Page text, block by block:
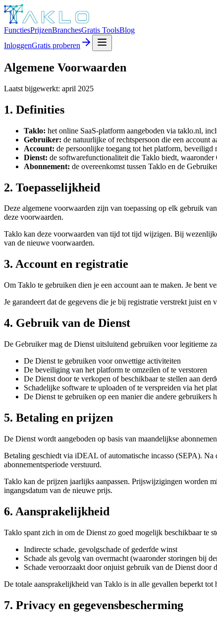
FunctiesPrijzenBranchesGratis ToolsBlog
InloggenGratis proberen
Algemene Voorwaarden
Laatst bijgewerkt: april 2025
1. Definities
Taklo: het online SaaS-platform aangeboden via taklo.nl,
Gebruiker: de natuurlijke of rechtspersoon die een account
Account: de persoonlijke toegang tot het platform, beveiligd
Dienst: de softwarefunctionaliteit die Taklo biedt,
Abonnement: de overeenkomst tussen Taklo en de
2. Toepasselijkheid
Deze algemene voorwaarden zijn van toepassing op elk gebruik
deze voorwaarden.
Taklo kan deze voorwaarden van tijd tot tijd wijzigen. Bij
van de nieuwe voorwaarden.
3. Account en registratie
Om Taklo te gebruiken dien je een account aan te maken. Je
Je garandeert dat de gegevens die je bij registratie verstrekt juist
4. Gebruik van de Dienst
De Gebruiker mag de Dienst uitsluitend gebruiken voor legitieme
De Dienst te gebruiken voor onwettige activiteiten
De beveiliging van het platform te omzeilen of te verstoren
De Dienst door te verkopen of beschikbaar te stellen aan
Schadelijke software te uploaden of te verspreiden via het
De Dienst te gebruiken op een manier die andere gebruikers
5. Betaling en prijzen
De Dienst wordt aangeboden op basis van maandelijkse
Betaling geschiedt via iDEAL of automatische incasso (SEPA). Na
abonnementsperiode verstuurd.
Taklo kan de prijzen jaarlijks aanpassen. Prijswijzigingen worden
ingangsdatum van de nieuwe prijs.
6. Aansprakelijkheid
Taklo spant zich in om de Dienst zo goed mogelijk beschikbaar te
Indirecte schade, gevolgschade of gederfde winst
Schade als gevolg van overmacht (waaronder storingen bij
Schade veroorzaakt door onjuist gebruik van de Dienst door
De totale aansprakelijkheid van Taklo is in alle gevallen beperkt tot
7. Privacy en gegevensbescherming